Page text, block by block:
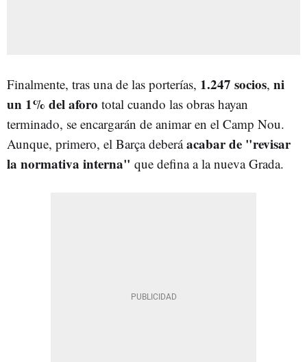
Finalmente, tras una de las porterías, 1.247 socios, ni
un 1% del aforo total cuando las obras hayan
terminado, se encargarán de animar en el Camp Nou.
Aunque, primero, el Barça deberáacabar de "revisar
la normativa interna" que defina a la nueva Grada.